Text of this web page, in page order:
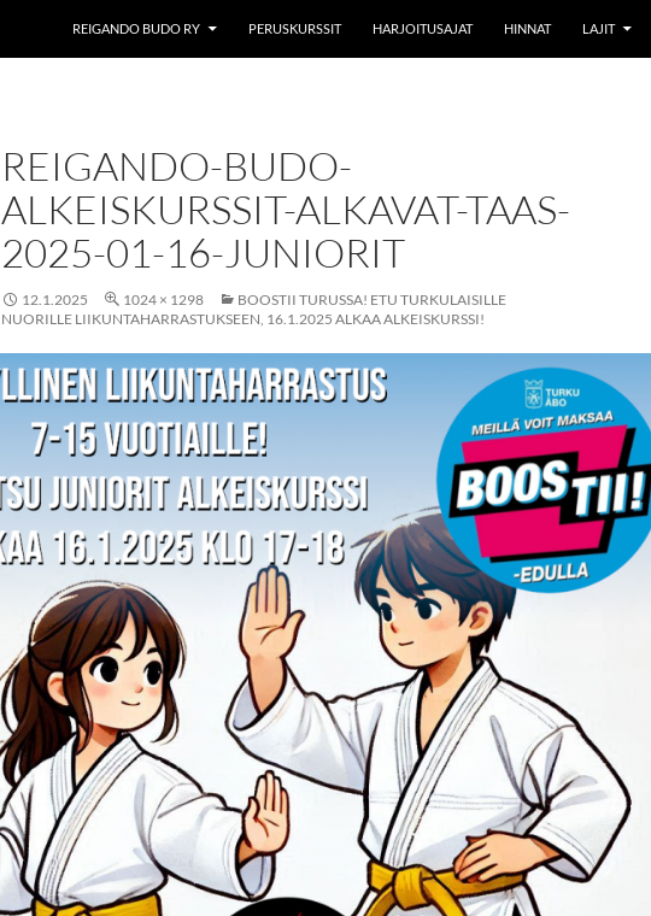
REIGANDO BUDO RY PERUSKURSSIT HARJOITUSAJAT HINNAT LAJIT
REIGANDO-BUDO-
ALKEISKURSSIT-ALKAVAT-TAAS-
2025-01-16-JUNIORIT
12.1.2025 1024 × 1298
BOOSTII TURUSSA! ETU TURKULAISILLE
NUORILLE LIIKUNTAHARRASTUKSEEN, 16.1.2025 ALKAA ALKEISKURSSI!